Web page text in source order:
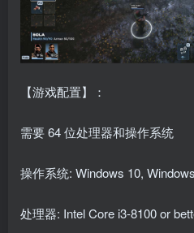
【游戏配置】：
需要 64 位处理器和操作系统
操作系统: Windows 10,
处理器: Intel Core i3-8100 or